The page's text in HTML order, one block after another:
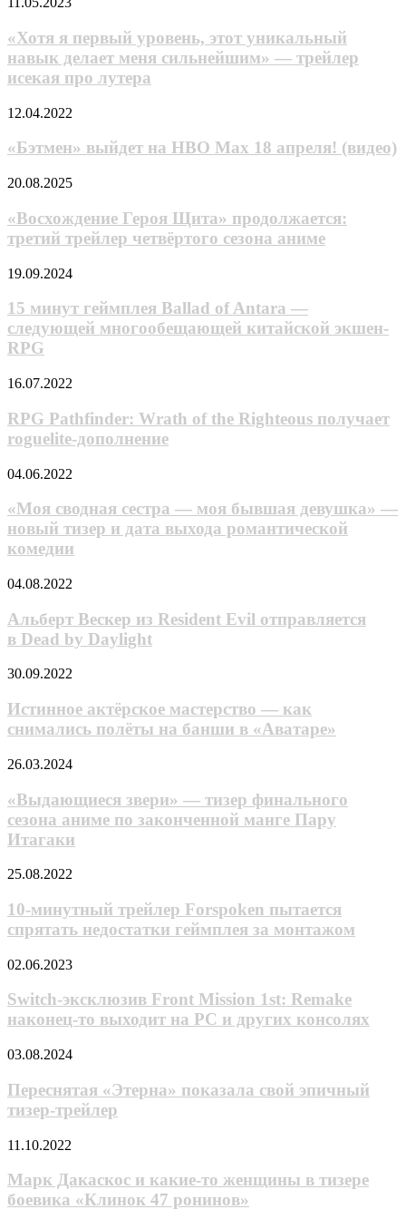
получило
экшеном
новый
трейлер
первый
уровень,
этот
уникальный
делает
сильнейшим»
трейлер
про
лутера
«Хотя я первый уровень, этот уникальный
навык делает меня сильнейшим» — трейлер
исекая про лутера
«Бэтмен»
на
Max
апреля!
(видео)
12.04.2022
«Бэтмен» выйдет на HBO Max 18 апреля! (видео)
«Восхождение
Щита»
продолжается:
третий
четвёртого
аниме
20.08.2025
«Восхождение Героя Щита» продолжается:
третий трейлер четвёртого сезона аниме
15
геймплея
of
Antara
следующей
китайской
экшен-
RPG
19.09.2024
15 минут геймплея Ballad of Antara —
следующей многообещающей китайской экшен-
RPG
RPG
Wrath
of
the
получает
дополнение
16.07.2022
RPG Pathfinder: Wrath of the Righteous получает
roguelite-дополнение
«Моя
сестра
моя
бывшая
—
тизер
и
выхода
комедии
04.06.2022
«Моя сводная сестра — моя бывшая девушка» —
новый тизер и дата выхода романтической
комедии
Альберт
из Resident
Evil
отправляется
by Daylight
04.08.2022
Альберт Вескер из Resident Evil отправляется
в Dead by Daylight
Истинное
мастерство
—
как
полёты
банши
в
«Аватаре»
30.09.2022
Истинное актёрское мастерство — как
снимались полёты на банши в «Аватаре»
«Выдающиеся
—
тизер
финального
сезона
по
манге
Пару
Итагаки
26.03.2024
«Выдающиеся звери» — тизер финального
сезона аниме по законченной манге Пару
Итагаки
10-
трейлер
Forspoken
пытается
недостатки
за
монтажом
25.08.2022
10-минутный трейлер Forspoken пытается
спрятать недостатки геймплея за монтажом
Switch-
Front
1st:
наконец-
выходит
на
и
консолях
02.06.2023
Switch-эксклюзив Front Mission 1st: Remake
наконец-то выходит на PC и других консолях
Переснятая
показала
свой
эпичный
трейлер
03.08.2024
Переснятая «Этерна» показала свой эпичный
тизер-трейлер
Марк
и
какие-
то
11.10.2022
Марк Дакаскос и какие-то женщины в тизере
боевика «Клинок 47 ронинов»